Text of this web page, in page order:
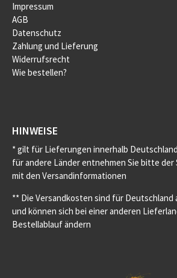
Impressum
AGB
Datenschutz
Zahlung und Lieferung
Widerrufsrecht
Wie bestellen?
HINWEISE
* gilt für Lieferungen innerhalb
für andere Länder entnehmen Sie bitte der
mit den Versandinformationen
** Die Versandkosten sind für Deutschland
und können sich bei einer anderen
Bestellablauf ändern